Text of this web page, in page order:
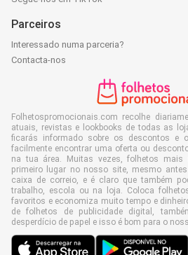
Parceiros
Interessado numa parceria?
Contacta-nos
Folhetospromocionais.com recolhe
atuais, revistas e lookbooks de todas as
ficarás informado sobre os descontos e
facilmente encontrar uma oferta ou
na tua área. Muitas vezes, folhetos mais
primeiro lugar no nosso site, mesmo
caixa de correio, e é claro que também
trabalho, escola ou na loja. Coloca
favoritos e economiza muito tempo e
de folhetos de publicidade digital,
desperdício de papel e isso é bom para o